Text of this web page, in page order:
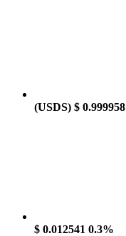
(USDS) $ 0.999958
$ 0.012541 0.3%